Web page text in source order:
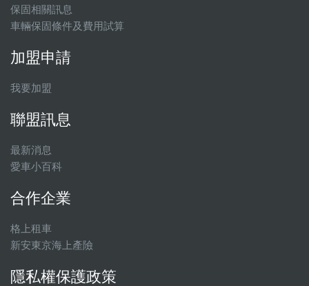
保固相關訊息
車輛保固條件及費用試算
加盟申請
我要加盟
聯盟訊息
最新消息
愛車小百科
合作企業
格上租車
新安東京海上產險
隱私權保護政策